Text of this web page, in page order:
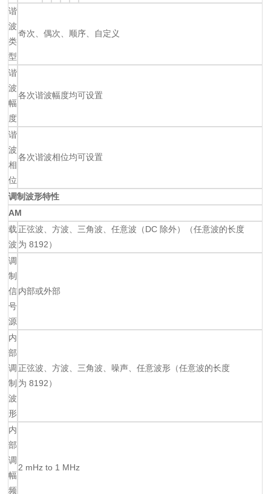
谐
波
类
型
奇次、偶次、顺序、自定义
谐
波
幅
度
各次谐波幅度均可设置
谐
波
相
位
各次谐波相位均可设置
调制波形特性
AM
载
波
正弦波、方波、三角波、任意波（DC 除外）（任意波的长度
为 8192）
调
制
信
号
源
内部或外部
内
部
调
制
波
形
正弦波、方波、三角波、噪声、任意波形（任意波的长度
为 8192）
内
部
调
幅
频
2 mHz to 1 MHz